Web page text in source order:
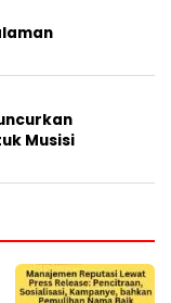
Musisi